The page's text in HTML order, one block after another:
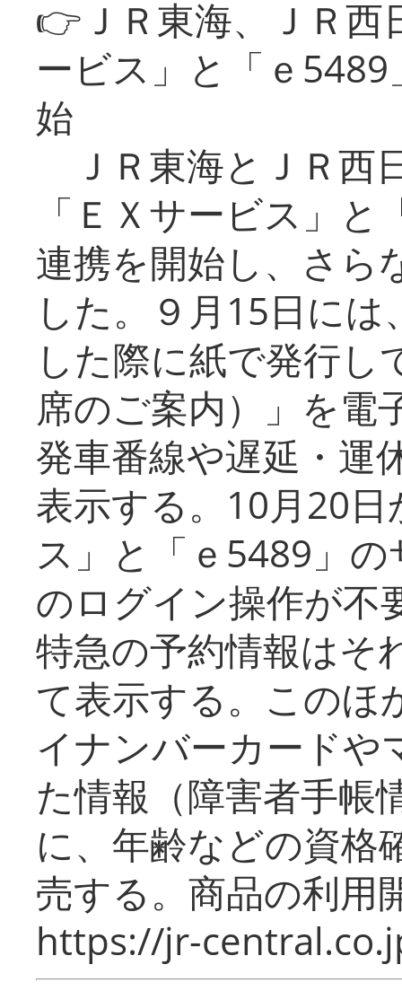
👉ＪＲ東海、ＪＲ
ービス」と「ｅ
始
ＪＲ東海とＪＲ西
「ＥＸサービス」
連携を開始し、さら
した。９月15日に
した際に紙で発行し
席のご案内）」を電
発車番線や遅延・運
表示する。10月20
ス」と「ｅ5489」
のログイン操作が不
特急の予約情報はそ
て表示する。このほ
イナンバーカードや
た情報（障害者手帳
に、年齢などの資格
売する。商品の利用
https://jr-